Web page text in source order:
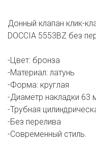
Донный клапан клик-
DOCCIA 5553BZ без
-Цвет: бронза
-Материал: латунь
-Форма: круглая
-Диаметр накладки 63
-Трубная
-Без перелива
-Современный стиль.